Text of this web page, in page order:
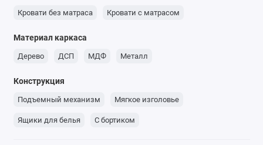
Кровати без матраса Кровати с матрасом
Материал каркаса
Дерево ДСП МДФ Металл
Конструкция
Подъемный механизм Мягкое изголовье
Ящики для белья С бортиком